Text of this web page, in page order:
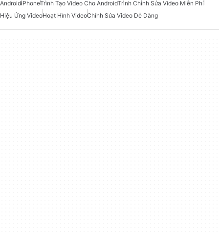
AndroidiPhoneTrình Tạo Video Cho AndroidTrình Chỉnh Sửa Video Miễn Phí
Hiệu Ứng VideoHoạt Hình VideoChỉnh Sửa Video Dễ Dàng